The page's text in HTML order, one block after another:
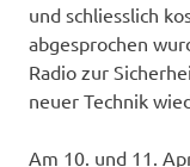
und schliesslich
abgesprochen
Radio zur
neuer Technik
Am 10. und 11.